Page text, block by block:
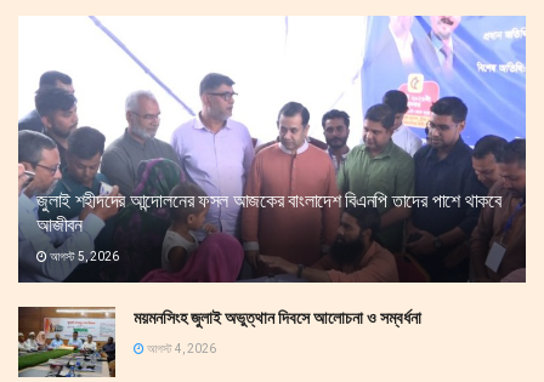
জুলাই শহীদদের আন্দোলনের ফসল আজকের বাংলাদেশ বিএনপি তাদের পাশে থাকবে
আজীবন
আগস্ট 5, 2026
ময়মনসিংহ জুলাই অভুত্থান দিবসে আলোচনা ও সম্বর্ধনা
আগস্ট 4, 2026